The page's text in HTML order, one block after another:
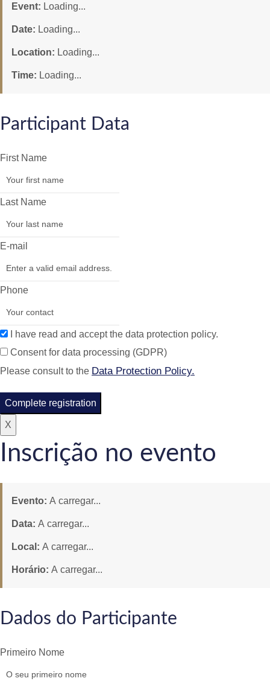
Event: Loading...
Date: Loading...
Location: Loading...
Time: Loading...
Participant Data
First Name
Last Name
E-mail
Phone
I have read and accept the data protection policy.
Consent for data processing (GDPR)
Please consult to the Data Protection Policy.
Complete registration
X
Inscrição no evento
Evento: A carregar...
Data: A carregar...
Local: A carregar...
Horário: A carregar...
Dados do Participante
Primeiro Nome